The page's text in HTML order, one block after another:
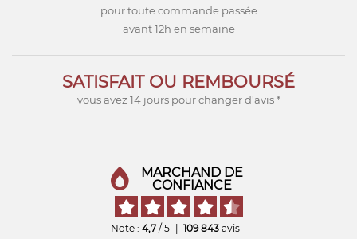
pour toute commande passée
avant 12h en semaine
SATISFAIT OU REMBOURSÉ
vous avez 14 jours pour changer d'avis *
MARCHAND DE
CONFIANCE
Note : 4,7 / 5 109 843 avis